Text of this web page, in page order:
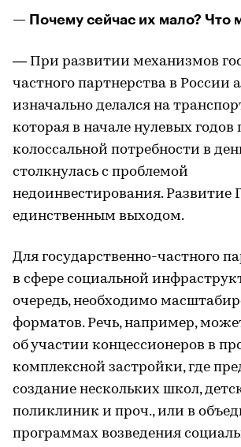
— Почему сейчас их мало? Что
— При развитии механизмов
частного партнерства в России
изначально делался на
которая в начале нулевых годов
колоссальной потребности в
столкнулась с проблемой
недоинвестирования. Развитие
единственным выходом.
Для государственно-частного
в сфере социальной
очередь, необходимо
форматов. Речь, например,
об участии концессионеров в
комплексной застройки, где
создание нескольких школ,
поликлиник и проч., или в
программах возведения